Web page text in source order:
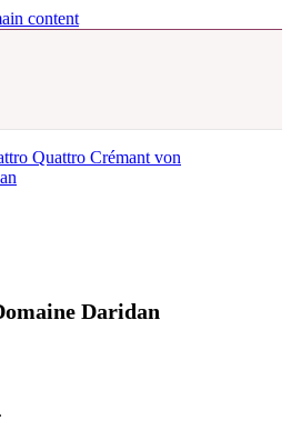
content
Daridan